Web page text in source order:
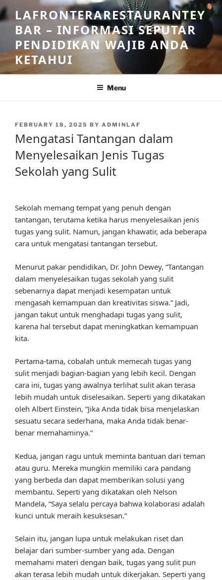
Skip
to
content
LAFRONTERARESTAURANTEY
BAR – INFORMASI SEPUTAR
PENDIDIKAN WAJIB ANDA
KETAHUI
Menu
POSTED
FEBRUARY 18, 2025 BY ADMINLAF
Mengatasi Tantangan dalam
Menyelesaikan Jenis Tugas
Sekolah yang Sulit
Sekolah memang tempat yang penuh dengan
tantangan, terutama ketika harus menyelesaikan jenis
tugas yang sulit. Namun, jangan khawatir, ada beberapa
cara untuk mengatasi tantangan tersebut.
Menurut pakar pendidikan, Dr. John Dewey, “Tantangan
dalam menyelesaikan tugas sekolah yang sulit
sebenarnya dapat menjadi kesempatan untuk
mengasah kemampuan dan kreativitas siswa.” Jadi,
jangan takut untuk menghadapi tugas yang sulit,
karena hal tersebut dapat meningkatkan kemampuan
kita.
Pertama-tama, cobalah untuk memecah tugas yang
sulit menjadi bagian-bagian yang lebih kecil. Dengan
cara ini, tugas yang awalnya terlihat sulit akan terasa
lebih mudah untuk diselesaikan. Seperti yang dikatakan
oleh Albert Einstein, “Jika Anda tidak bisa menjelaskan
sesuatu secara sederhana, maka Anda tidak benar-
benar memahaminya.”
Kedua, jangan ragu untuk meminta bantuan dari teman
atau guru. Mereka mungkin memiliki cara pandang
yang berbeda dan dapat memberikan solusi yang
membantu. Seperti yang dikatakan oleh Nelson
Mandela, “Saya selalu percaya bahwa kolaborasi adalah
kunci untuk meraih kesuksesan.”
Selain itu, jangan lupa untuk melakukan riset dan
belajar dari sumber-sumber yang ada. Dengan
memahami materi dengan baik, tugas yang sulit pun
akan terasa lebih mudah untuk dikerjakan. Seperti yang